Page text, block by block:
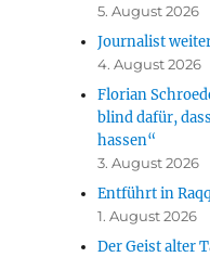
5. August 2026
Journalist
4. August 2026
Florian
blind dafür,
hassen“
3. August 2026
Entführt in
1. August 2026
Der Geist alter